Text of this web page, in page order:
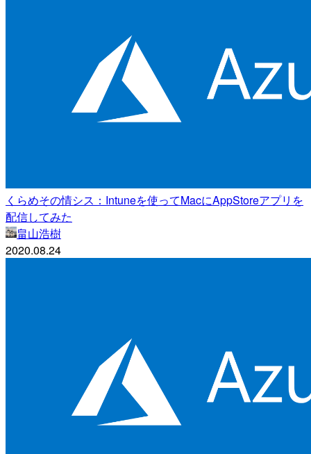
くらめその情シス：Intuneを使ってMacにAppStoreアプリを
配信してみた
畠山浩樹
2020.08.24